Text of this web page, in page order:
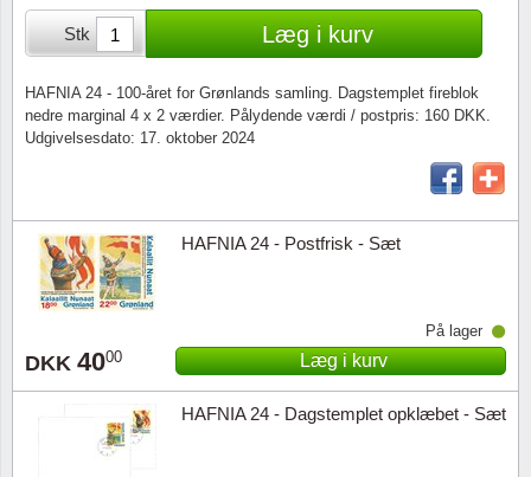
Stk Læg i kurv
HAFNIA 24 - 100-året for Grønlands samling. Dagstemplet fireblok
nedre marginal 4 x 2 værdier. Pålydende værdi / postpris: 160 DKK.
Udgivelsesdato: 17. oktober 2024
HAFNIA 24 - Postfrisk - Sæt
DKK 4000
På lager
Læg i kurv
HAFNIA 24 - Dagstemplet opklæbet - Sæt
Særkonvolutter
Souvenirmapper
Andre samleobjekter
Lupper, lamper & mikroskoper
Tilbehør - andet
Stålstik